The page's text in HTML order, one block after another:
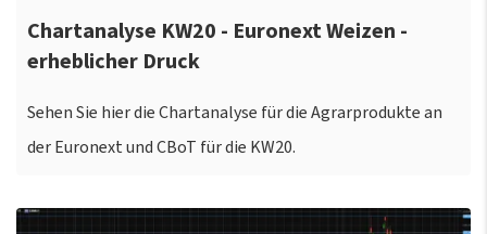
Chartanalyse KW20 - Euronext Weizen -
erheblicher Druck
Sehen Sie hier die Chartanalyse für die Agrarprodukte an
der Euronext und CBoT für die KW20.